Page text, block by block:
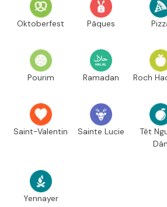
Oktoberfest Pâques
Pourim Ramadan Roch
Saint-Valentin Sainte Lucie
Têt
Dán
Yennayer